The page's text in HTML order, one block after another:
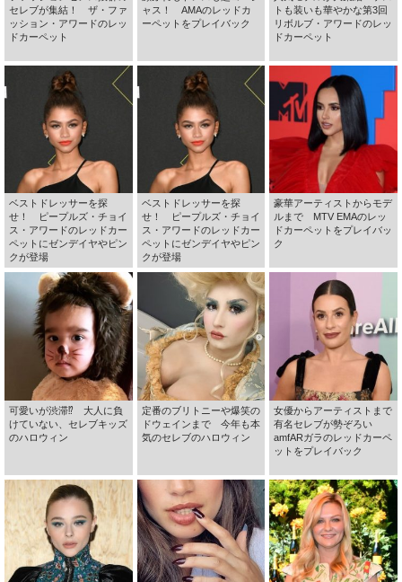
セレブが集結！ ザ・ファ
ッション・アワードのレッ
ドカーペット
ャス！ AMAのレッドカ
ーペットをプレイバック
トも装いも華やかな第3回
リボルブ・アワードのレッ
ドカーペット
ベストドレッサーを探
せ！ ピープルズ・チョイ
ス・アワードのレッドカー
ペットにゼンデイヤやピン
クが登場
ベストドレッサーを探
せ！ ピープルズ・チョイ
ス・アワードのレッドカー
ペットにゼンデイヤやピン
クが登場
豪華アーティストからモデ
ルまで MTV EMAのレッ
ドカーペットをプレイバッ
ク
可愛いが渋滞⁉ 大人に負
けていない、セレブキッズ
のハロウィン
定番のブリトニーや爆笑の
ドウェインまで 今年も本
気のセレブのハロウィン
女優からアーティストまで
有名セレブが勢ぞろい
amfARガラのレッドカーペ
ットをプレイバック